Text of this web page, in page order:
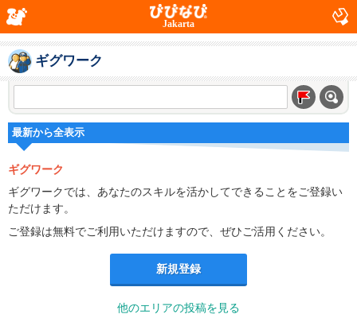
Jakarta
ギグワーク
最新から全表示
ギグワーク
ギグワークでは、あなたのスキルを活かしてできることをご登録い
ただけます。
ご登録は無料でご利用いただけますので、ぜひご活用ください。
新規登録
他のエリアの投稿を見る